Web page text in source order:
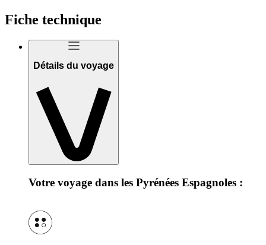
Fiche technique
Détails du voyage
Votre voyage dans les Pyrénées Espagnoles :